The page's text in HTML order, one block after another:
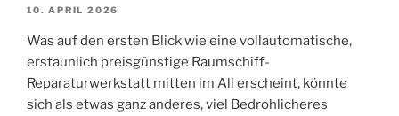
10. APRIL 2026
Was auf den ersten Blick wie eine vollautomatische,
erstaunlich preisgünstige Raumschiff-
Reparaturwerkstatt mitten im All erscheint, könnte
sich als etwas ganz anderes, viel Bedrohlicheres